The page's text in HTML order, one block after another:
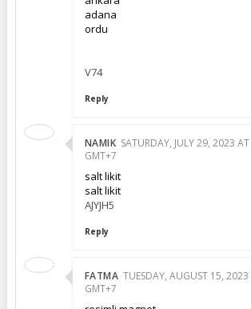
adana
ordu
V74
Reply
NAMIK SATURDAY, JULY 29, 2023
GMT+7
salt likit
salt likit
AJYJH5
Reply
FATMA TUESDAY, AUGUST 15,
GMT+7